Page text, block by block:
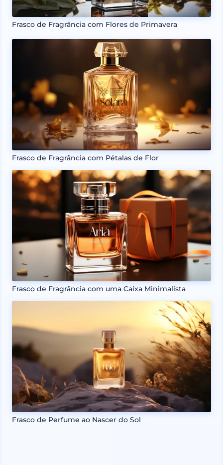
Frasco de Fragrância com Flores de Primavera
Frasco de Fragrância com Pétalas de Flor
Frasco de Fragrância com uma Caixa Minimalista
Frasco de Perfume ao Nascer do Sol